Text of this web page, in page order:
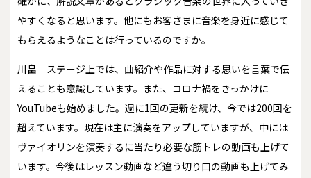
やすくなると思います。他にもお客さまに音楽を身近に感じて
もらえるようなことは行っているのですか。
川畠
ステージ上では、曲紹介や作品に対する思いを言葉で伝
えることも意識しています。また、コロナ禍をきっかけに
YouTubeも始めました。週に1回の更新を続け、今では200回を
超えています。現在は主に演奏をアップしていますが、中には
ヴァイオリンを演奏するに当たり必要な筋トレの動画も上げて
います。今後はレッスン動画など違う切り口の動画も上げてみ